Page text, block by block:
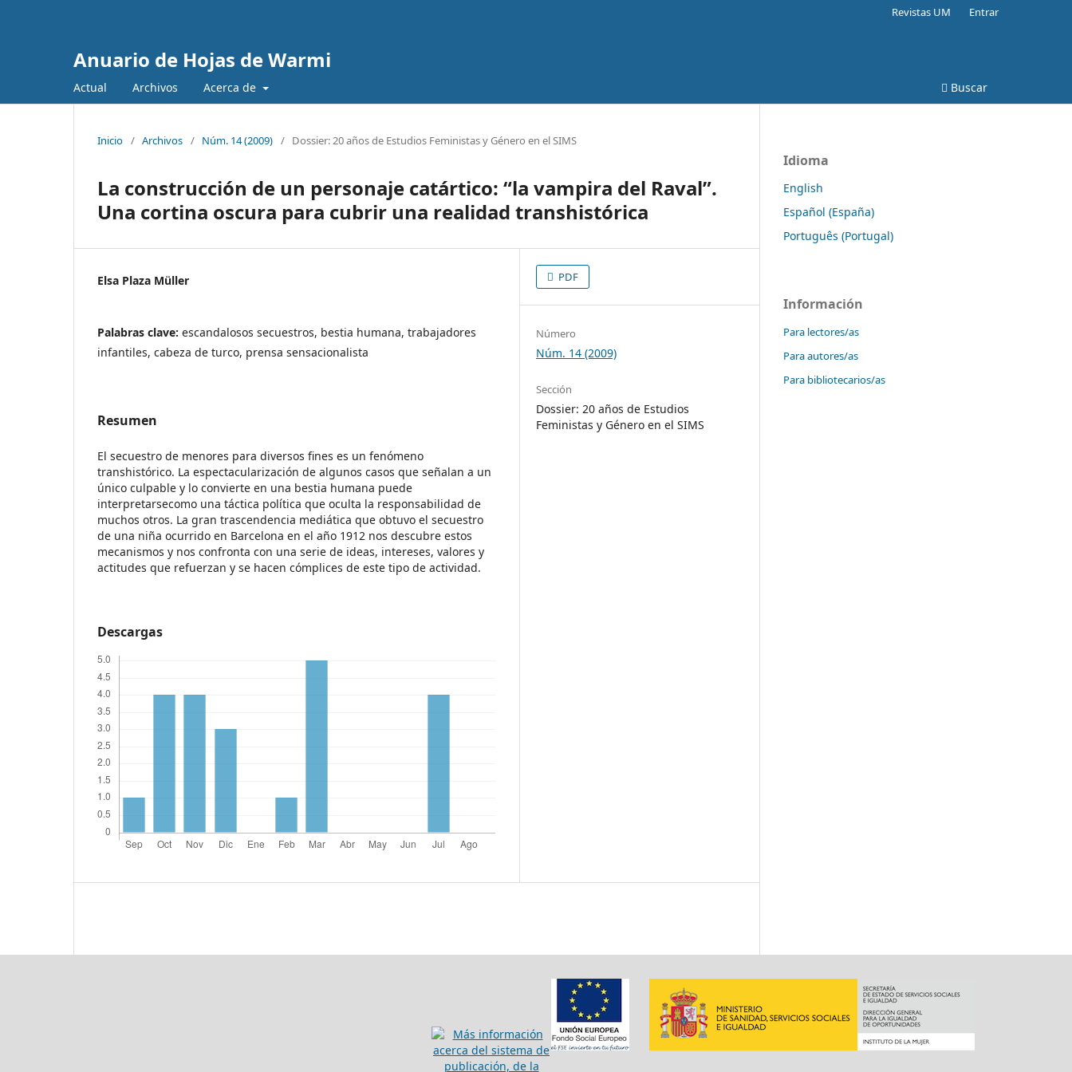
Anuario de Hojas de Warmi
Actual Archivos Acerca de Buscar
Revistas UM Entrar
Inicio / Archivos / Núm. 14 (2009) / Dossier: 20 años de Estudios Feministas y Género en el SIMS
La construcción de un personaje catártico: “la vampira del Raval”.
Una cortina oscura para cubrir una realidad transhistórica
Elsa Plaza Müller
Palabras clave: escandalosos secuestros, bestia humana, trabajadores
infantiles, cabeza de turco, prensa sensacionalista
Resumen
El secuestro de menores para diversos fines es un fenómeno
transhistórico. La espectacularización de algunos casos que señalan a un
único culpable y lo convierte en una bestia humana puede
interpretarsecomo una táctica política que oculta la responsabilidad de
muchos otros. La gran trascendencia mediática que obtuvo el secuestro
de una niña ocurrido en Barcelona en el año 1912 nos descubre estos
mecanismos y nos confronta con una serie de ideas, intereses, valores y
actitudes que refuerzan y se hacen cómplices de este tipo de actividad.
Descargas
PDF
Número
Núm. 14 (2009)
Sección
Dossier: 20 años de Estudios
Feministas y Género en el SIMS
Idioma
English
Español (España)
Português (Portugal)
Información
Para lectores/as
Para autores/as
Para bibliotecarios/as